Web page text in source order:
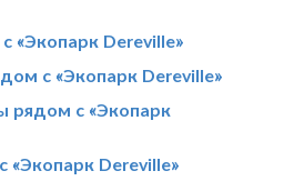
«Экопарк Dereville»
с «Экопарк Dereville»
рядом с «Экопарк
«Экопарк Dereville»